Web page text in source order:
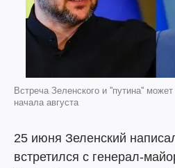
Встреча Зеленского и ''путина''
начала августа
25 июня Зеленский
встретился с генерал-